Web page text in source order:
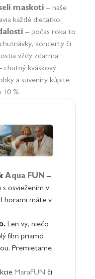
maskoti – naše
každé dieťatko.
– počas roka to
koncerty či
vždy zdarma.
chutný kváskový
a suveníry kúpite
%.
Aqua FUN–
s osviežením v
horami máte v
Len vy, niečo
film priamo
Premietame
MaraFUN či